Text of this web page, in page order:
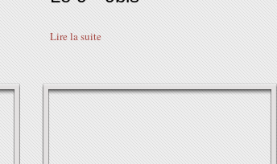
Lire la suite